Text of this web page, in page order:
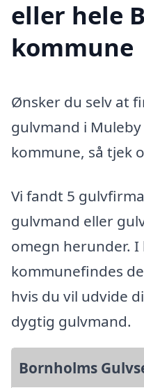
eller hele
kommune
Ønsker du selv at
gulvmand i
kommune, så tjek
Vi fandt 5
gulvmand eller
omegn herunder.
kommunefindes
hvis du vil udvide
dygtig gulvmand.
Bornholms